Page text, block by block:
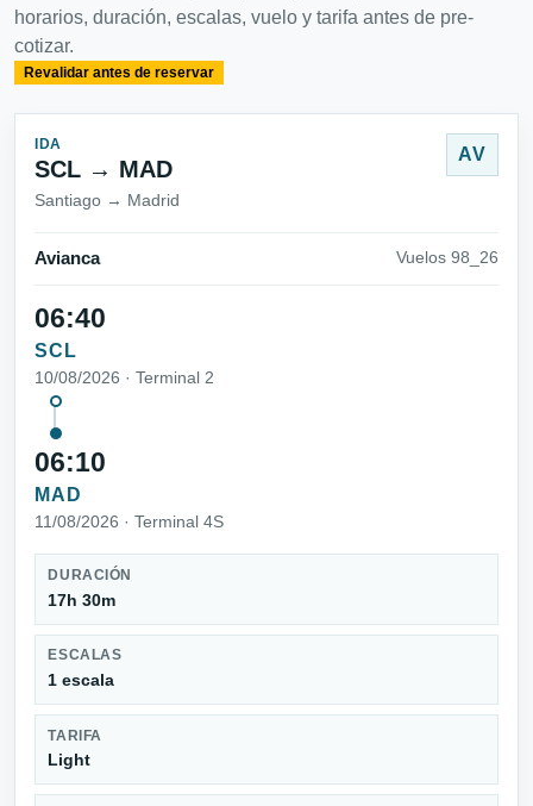
horarios, duración, escalas, vuelo y tarifa antes de pre-
cotizar.
Revalidar antes de reservar
IDA
SCL → MAD
Santiago → Madrid
AV
Avianca Vuelos 98_26
06:40
SCL
10/08/2026 · Terminal 2
06:10
MAD
11/08/2026 · Terminal 4S
DURACIÓN
17h 30m
ESCALAS
1 escala
TARIFA
Light